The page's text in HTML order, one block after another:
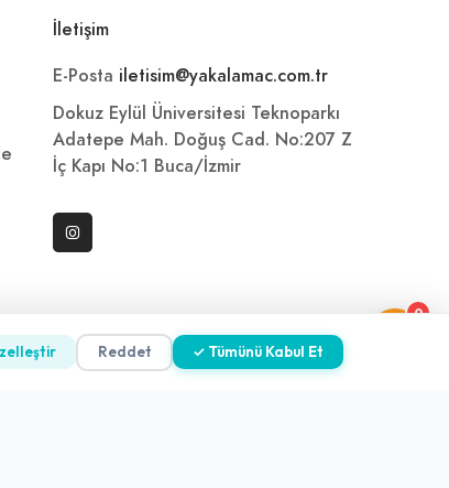
0
İletişim
E-Posta iletisim@yakalamac.com.tr
Dokuz Eylül Üniversitesi Teknoparkı
Adatepe Mah. Doğuş Cad. No:207 Z
İç Kapı No:1 Buca/İzmir
Reddet ✓ Tümünü Kabul Et